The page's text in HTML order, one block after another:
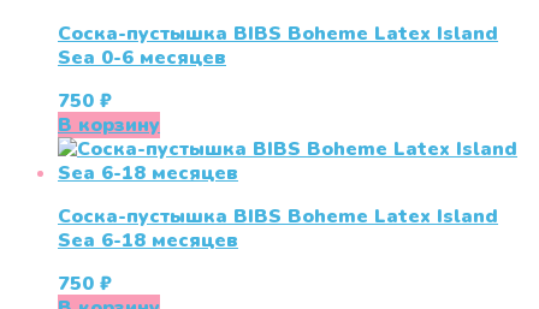
Соска-пустышка BIBS Boheme Latex Island
Sea 0-6 месяцев
750 ₽
В корзину
Соска-пустышка BIBS Boheme Latex Island
Sea 6-18 месяцев
750 ₽